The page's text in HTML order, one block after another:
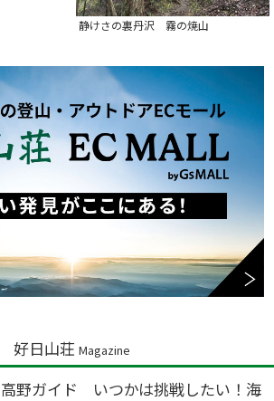
静けさの裏丹沢 霧の焼山
好日山荘 Magazine
高野ガイド いつかは挑戦したい！海